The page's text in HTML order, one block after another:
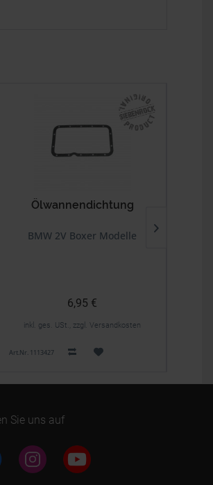
Ölwannendichtung
BMW 2V Boxer Modelle
6,95 €
inkl. ges. USt., zzgl. Versandkosten
Art.Nr. 1113427
Sie uns auf